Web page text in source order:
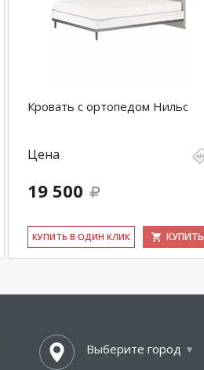
Кровать с ортопедом Нильс
Цена
19 500
КУ­ПИТЬ В ОДИН КЛИК КУПИТЬ
Выберите город